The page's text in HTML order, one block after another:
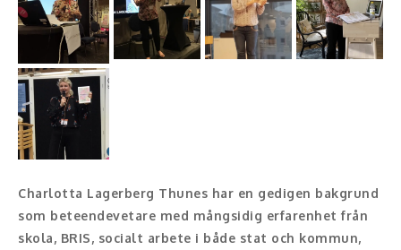
Konferencier
Workshopledare, facilitator
Radio och TV-profiler
Underhållning och event
Event
Humoristiska föredrag
Charlotta Lagerberg Thunes har en gedigen bakgrund
som beteendevetare med mångsidig erfarenhet från
skola, BRIS, socialt arbete i både stat och kommun,